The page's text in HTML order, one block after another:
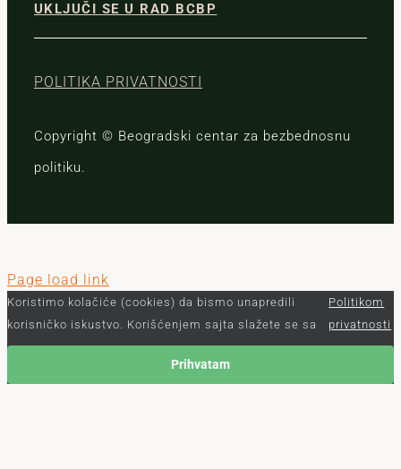
UKLJUČI SE U RAD BCBP
POLITIKA PRIVATNOSTI
Copyright © Beogradski centar za bezbednosnu
politiku.
Page load link
Koristimo kolačiće (cookies) da bismo unapredili
korisničko iskustvo. Korišćenjem sajta slažete se sa
Politikom
privatnosti
Prihvatam